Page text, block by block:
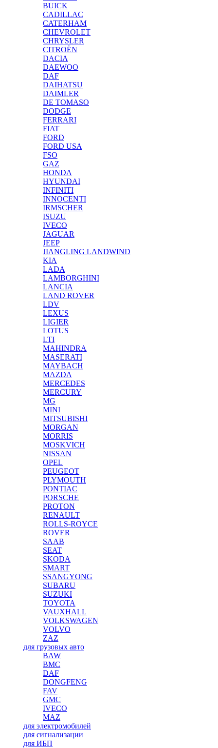
BUICK
CADILLAC
CATERHAM
CHEVROLET
CHRYSLER
CITROËN
DACIA
DAEWOO
DAF
DAIHATSU
DAIMLER
DE TOMASO
DODGE
FERRARI
FIAT
FORD
FORD USA
FSO
GAZ
HONDA
HYUNDAI
INFINITI
INNOCENTI
IRMSCHER
ISUZU
IVECO
JAGUAR
JEEP
JIANGLING LANDWIND
KIA
LADA
LAMBORGHINI
LANCIA
LAND ROVER
LDV
LEXUS
LIGIER
LOTUS
LTI
MAHINDRA
MASERATI
MAYBACH
MAZDA
MERCEDES
MERCURY
MG
MINI
MITSUBISHI
MORGAN
MORRIS
MOSKVICH
NISSAN
OPEL
PEUGEOT
PLYMOUTH
PONTIAC
PORSCHE
PROTON
RENAULT
ROLLS-ROYCE
ROVER
SAAB
SEAT
SKODA
SMART
SSANGYONG
SUBARU
SUZUKI
TOYOTA
VAUXHALL
VOLKSWAGEN
VOLVO
ZAZ
для грузовых авто
BAW
BMC
DAF
DONGFENG
FAV
GMC
IVECO
MAZ
для электромобилей
для сигнализации
для ИБП